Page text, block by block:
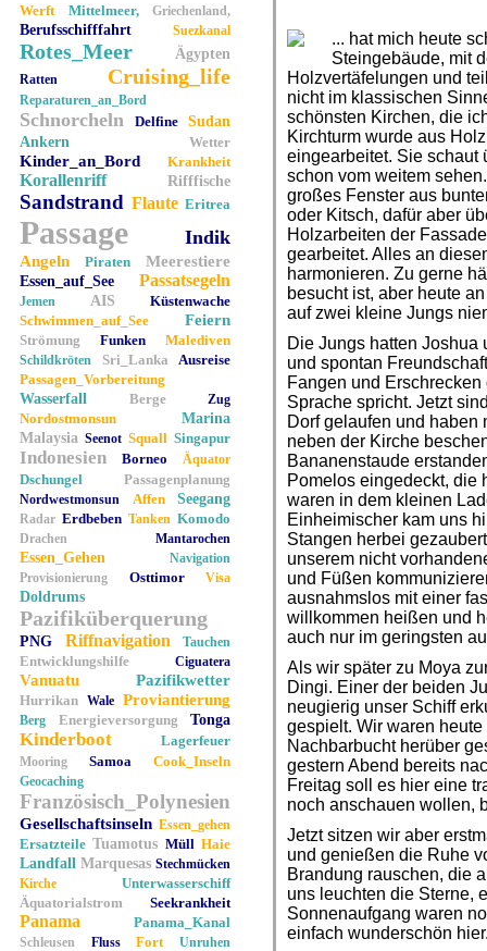
Werft
Mittelmeer, Griechenland,
Berufsschifffahrt Suezkanal
Rotes_Meer Ägypten
Ratten Cruising_life
Reparaturen_an_Bord
Schnorcheln Delfine
Sudan
Ankern
Wetter
Kinder_an_Bord Krankheit
Korallenriff Rifffische
Sandstrand Flaute Eritrea
Passage Indik
Angeln Piraten Meerestiere
Essen_auf_See Passatsegeln
Jemen AIS
Küstenwache
Schwimmen_auf_See
Feiern
Strömung Funken Malediven
Schildkröten Sri_Lanka
Ausreise
Passagen_Vorbereitung
Wasserfall
Berge Zug
Nordostmonsun
Marina
Malaysia Seenot Squall Singapur
Indonesien Borneo Äquator
Dschungel Passagenplanung
Nordwestmonsun Affen Seegang
Radar Erdbeben Tanken Komodo
Drachen Mantarochen
Essen_Gehen
Navigation
Provisionierung
Osttimor Visa
Doldrums
Pazifiküberquerung
PNG Riffnavigation Tauchen
Entwicklungshilfe Ciguatera
Vanuatu Pazifikwetter
Hurrikan Wale Proviantierung
Berg Energieversorgung Tonga
Kinderboot Lagerfeuer
Mooring Samoa Cook_Inseln
Geocaching
Französisch_Polynesien
Gesellschaftsinseln Essen_gehen
Ersatzteile Tuamotus Müll Haie
Landfall Marquesas Stechmücken
Kirche
Unterwasserschiff
Äquatorialstrom
Seekrankheit
Panama Panama_Kanal
Schleusen Fluss Fort Unruhen
... hat mich heute
Steingebäude, mit
Holzvertäfelungen und
nicht im klassischen
schönsten Kirchen, die
Kirchturm wurde aus
eingearbeitet. Sie schaut
schon vom weitem
großes Fenster aus
oder Kitsch, dafür aber
Holzarbeiten der
gearbeitet. Alles an
harmonieren. Zu gerne
besucht ist, aber heute
auf zwei kleine Jungs
Die Jungs hatten Joshua
und spontan
Fangen und
Sprache spricht. Jetzt
Dorf gelaufen und haben
neben der Kirche
Bananenstaude
Pomelos eingedeckt, die
waren in dem kleinen
Einheimischer kam uns
Stangen herbei
unserem nicht
und Füßen
ausnahmslos mit einer
willkommen heißen und
auch nur im geringsten
Als wir später zu Moya
Dingi. Einer der beiden
neugierig unser Schiff
gespielt. Wir waren
Nachbarbucht herüber
gestern Abend bereits
Freitag soll es hier eine
noch anschauen wollen,
Jetzt sitzen wir aber
und genießen die Ruhe
Brandung rauschen, die
uns leuchten die Sterne,
Sonnenaufgang waren
einfach wunderschön